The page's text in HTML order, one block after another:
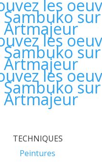
TECHNIQUES
Peintures